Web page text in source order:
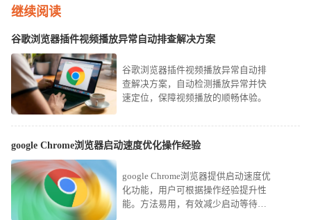
继续阅读
谷歌浏览器插件视频播放异常自动排查解决方案
谷歌浏览器插件视频播放异常自动排
查解决方案，自动检测播放异常并快
速定位，保障视频播放的顺畅体验。
google Chrome浏览器启动速度优化操作经验
google Chrome浏览器提供启动速度优
化功能，用户可根据操作经验提升性
能。方法易用，有效减少启动等待时